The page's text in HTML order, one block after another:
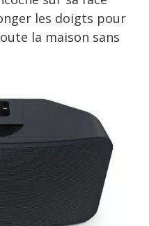
les doigts pour
la maison sans